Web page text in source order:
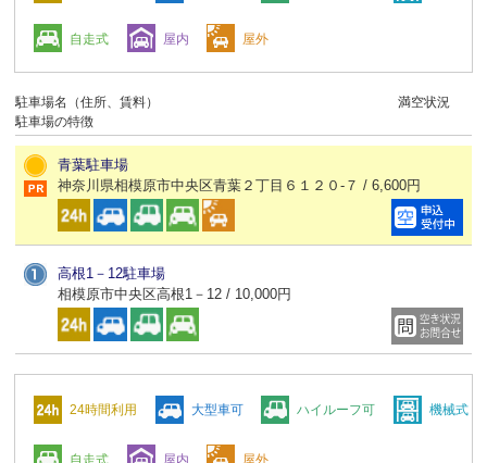
自走式 屋内 屋外
駐車場名（住所、賃料）
駐車場の特徴
満空状況
青葉駐車場
神奈川県相模原市中央区青葉２丁目６１２０-７ / 6,600円
高根1－12駐車場
相模原市中央区高根1－12 / 10,000円
24時間利用 大型車可 ハイルーフ可 機械式
自走式 屋内 屋外